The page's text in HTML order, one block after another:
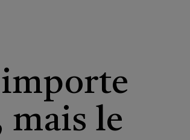
importe
mais le